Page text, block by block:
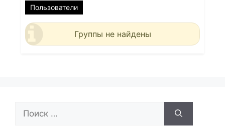
Пользователи
Группы не найдены